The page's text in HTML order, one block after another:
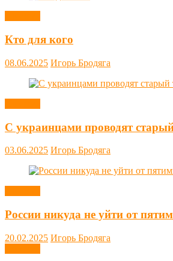
Кто для кого
08.06.2025 Игорь Бродяга
С украинцами проводят
03.06.2025 Игорь Бродяга
России никуда не уйти от
20.02.2025 Игорь Бродяга